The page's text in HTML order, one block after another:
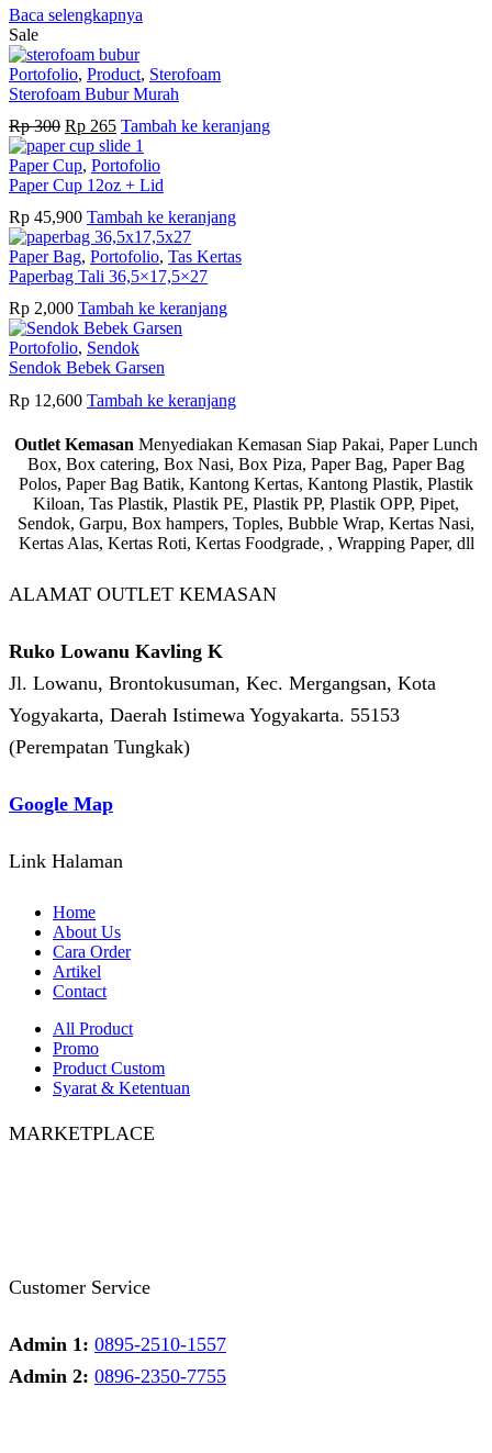
Baca selengkapnya
Sale
Portofolio, Product, Sterofoam
Sterofoam Bubur Murah
Rp300 Harga
aslinya
adalah:
Rp 300.
Rp 265Harga
saat
ini
adalah:
Tambah ke keranjang
Paper Cup, Portofolio
Paper Cup 12oz + Lid
Rp 45,900 Tambah ke keranjang
Paper Bag, Portofolio, Tas Kertas
Paperbag Tali 36,5×17,5×27
Rp 2,000 Tambah ke keranjang
Portofolio, Sendok
Sendok Bebek Garsen
Rp 12,600 Tambah ke keranjang
Outlet Kemasan Menyediakan Kemasan Siap Pakai, Paper Lunch
Box, Box catering, Box Nasi, Box Piza, Paper Bag, Paper Bag
Polos, Paper Bag Batik, Kantong Kertas, Kantong Plastik, Plastik
Kiloan, Tas Plastik, Plastik PE, Plastik PP, Plastik OPP, Pipet,
Sendok, Garpu, Box hampers, Toples, Bubble Wrap, Kertas Nasi,
Kertas Alas, Kertas Roti, Kertas Foodgrade, , Wrapping Paper, dll
ALAMAT OUTLET KEMASAN
Ruko Lowanu Kavling K
Jl. Lowanu, Brontokusuman, Kec. Mergangsan, Kota
Yogyakarta, Daerah Istimewa Yogyakarta. 55153
(Perempatan Tungkak)
Google Map
Link Halaman
Home
About Us
Cara Order
Artikel
Contact
All Product
Promo
Product Custom
Syarat & Ketentuan
MARKETPLACE
Customer Service
Admin 1: 0895-2510-1557
Admin 2: 0896-2350-7755